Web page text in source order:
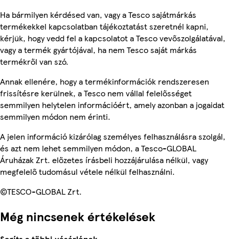
Ha bármilyen kérdésed van, vagy a Tesco sajátmárkás
termékekkel kapcsolatban tájékoztatást szeretnél kapni,
kérjük, hogy vedd fel a kapcsolatot a Tesco vevőszolgálatával,
vagy a termék gyártójával, ha nem Tesco saját márkás
termékről van szó.
Annak ellenére, hogy a termékinformációk rendszeresen
frissítésre kerülnek, a Tesco nem vállal felelősséget
semmilyen helytelen információért, amely azonban a jogaidat
semmilyen módon nem érinti.
A jelen információ kizárólag személyes felhasználásra szolgál,
és azt nem lehet semmilyen módon, a Tesco-GLOBAL
Áruházak Zrt. előzetes írásbeli hozzájárulása nélkül, vagy
megfelelő tudomásul vétele nélkül felhasználni.
©TESCO-GLOBAL Zrt.
Még nincsenek értékelések